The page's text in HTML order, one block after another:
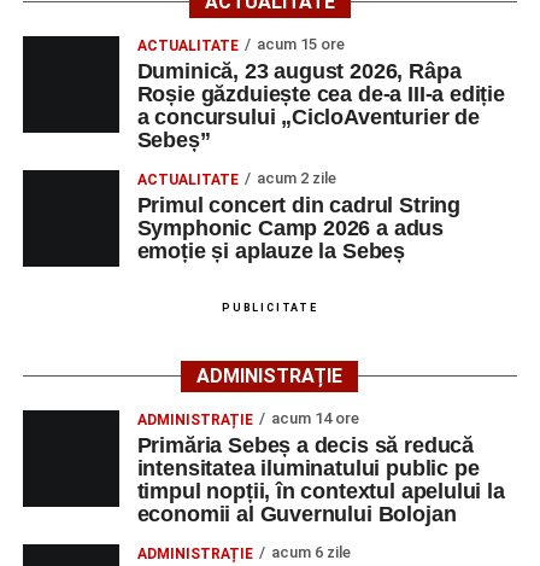
ora 10:00, la Râpa Roșie.
Înscrierile online sunt deschise până în 22 august 2026 și
pot fi efectuate pe site-ulwww.cicloaventura.ro.
Adaugă-ne ca sursă preferată
Urmărește-ne pe Google News
Primăria Sebeș a decis să reducă intensitatea
iluminatului public pe timpul nopții, în contextul
apelului la economii al Guvernului Bolojan
Duminică, 23 august 2026, Râpa Roșie găzduiește
cea de-a III-a ediție a concursului „CicloAventurier
de Sebeș”
String Symphonic Camp 2026 reunește tineri
instrumentiști din 6 țări, alături de voluntari și foști elevi ai
participă, timp de o săptămână, la cursuri de
perfecționare, repetiții și activități artistice desfășurate sub
îndrumarea unor profesori și mentori.
ACTUALITATE acum 15 ore
Duminică, 23 august 2026, Râpa
Roșie găzduiește cea de-a III-a ediție
a concursului „CicloAventurier de
Sebeș”
ACTUALITATE acum 2 zile
Primul concert din cadrul String
Symphonic Camp 2026 a adus
emoție și aplauze la Sebeș
PUBLICITATE
ADMINISTRAȚIE
ADMINISTRAȚIE acum 14 ore
Primăria Sebeș a decis să reducă
intensitatea iluminatului public pe
timpul nopții, în contextul apelului la
economii al Guvernului Bolojan
ADMINISTRAȚIE acum 6 zile